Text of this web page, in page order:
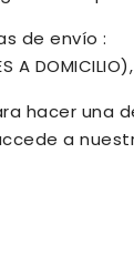
de envío :
A
hacer una
a